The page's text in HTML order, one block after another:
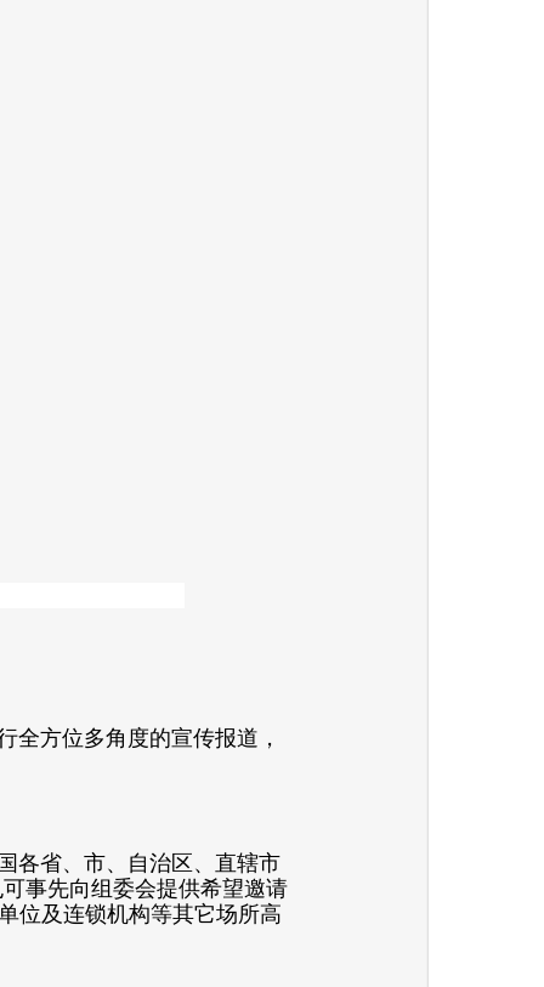
全方位多角度的宣传报道，
各省、市、自治区、直辖市
事先向组委会提供希望邀请
位及连锁机构等其它场所高